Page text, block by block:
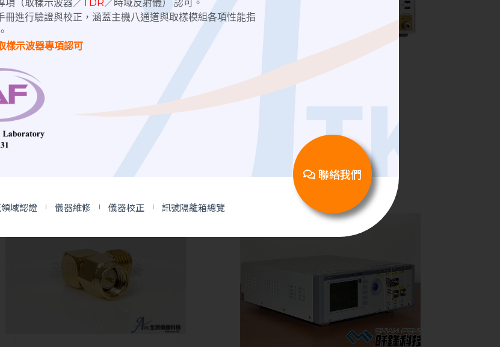
手動隔離箱
Spectrum Analyzers 頻譜分析儀
N9030A PXA Keysight
項（取樣示波器／TDR／時域反射儀） 認可。
進行驗證與校正，涵蓋主機八通道與取樣模組各項性能指
樣示波器專項認可
域認證 儀器維修 儀器校正 訊號隔離箱總覽
聯絡我們